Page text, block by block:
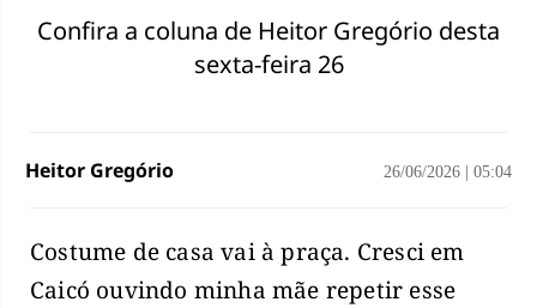
Confira a coluna de Heitor Gregório desta
sexta-feira 26
Heitor Gregório 26/06/2026 05:04
Costume de casa vai à praça. Cresci em
Caicó ouvindo minha mãe repetir esse